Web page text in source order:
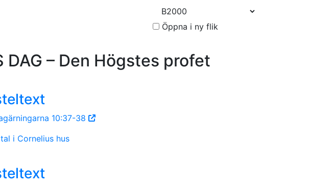
Öppna i ny flik
DAG – Den Högstes profet
10:37-38
i Cornelius hus